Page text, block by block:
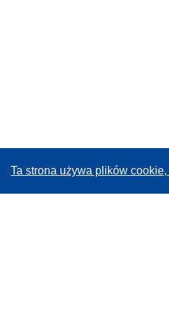
Ta strona używa plików cookie,